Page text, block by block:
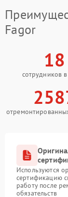
Fagor
18
сотрудников
Используются
сертификацию
работу после
обязательств